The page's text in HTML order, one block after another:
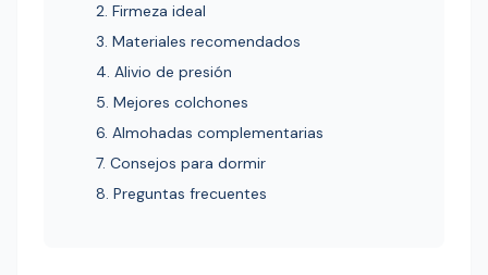
2. Firmeza ideal
3. Materiales recomendados
4. Alivio de presión
5. Mejores colchones
6. Almohadas complementarias
7. Consejos para dormir
8. Preguntas frecuentes